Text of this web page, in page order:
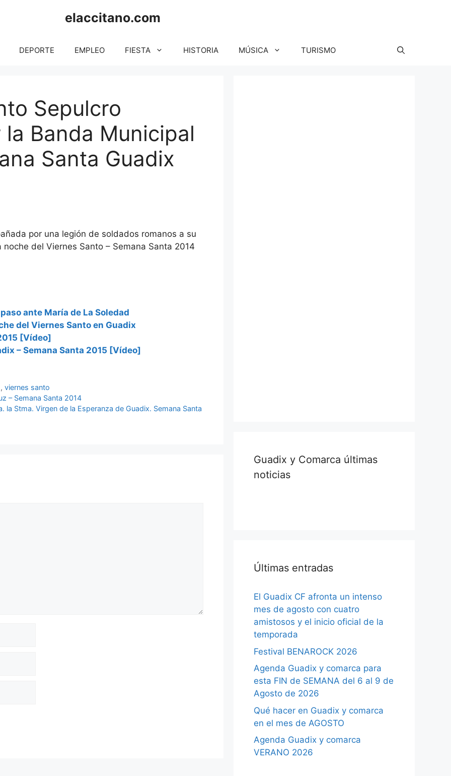
elaccitano.com
DEPORTE EMPLEO FIESTA HISTORIA MÚSICA TURISMO
Sepulcro
Banda Municipal
Santa Guadix
por una legión de soldados romanos a su
del Viernes Santo – Semana Santa 2014
ante María de La Soledad
del Viernes Santo en Guadix
[Vídeo]
– Semana Santa 2015 [Vídeo]
,viernes santo
– Semana Santa 2014
Stma. Virgen de la Esperanza de Guadix. Semana Santa
Guadix y Comarca últimas
noticias
Últimas entradas
El Guadix CF afronta un intenso
mes de agosto con cuatro
amistosos y el inicio oficial de la
temporada
Festival BENAROCK 2026
Agenda Guadix y comarca para
esta FIN de SEMANA del 6 al 9 de
Agosto de 2026
Qué hacer en Guadix y comarca
en el mes de AGOSTO
Agenda Guadix y comarca
VERANO 2026